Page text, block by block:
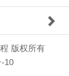
版权所有
10